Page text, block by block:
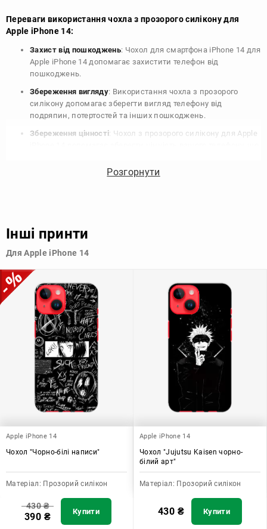
Переваги використання чохла з прозорого силікону для
Apple iPhone 14:
Захист від пошкоджень: Чохол для смартфона iPhone 14 для
Apple iPhone 14 допомагає захистити телефон від
пошкоджень.
Збереження вигляду: Використання чохла з прозорого
силікону допомагає зберегти вигляд телефону від
подряпин, потертостей та інших пошкоджень.
Збереження цінності: Чохол з прозорого силікону для Apple
пристрій в майбутньому.
Узагалі, чохол для телефону - це дуже корисний аксесуар, який
допомагає захистити ваш пристрій, зберегти його цінність і
Розгорнути
Інші принти
Для Apple iPhone 14
Apple iPhone 14
Чохол "Чорно-білі написи"
Матеріал: Прозорий силікон
430₴
390 ₴ Купити
Apple iPhone 14
Чохол "Jujutsu Kaisen чорно-
білий арт"
Матеріал: Прозорий силікон
430 ₴ Купити